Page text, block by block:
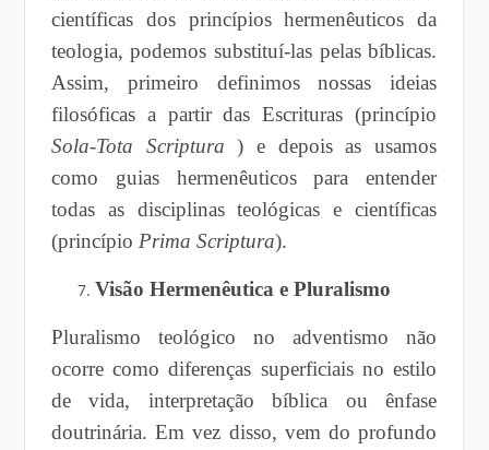
científicas dos princípios hermenêuticos da
teologia, podemos substituí-las pelas bíblicas.
Assim, primeiro definimos nossas ideias
filosóficas a partir das Escrituras (princípio
Sola-Tota Scriptura ) e depois as usamos
como guias hermenêuticos para entender
todas as disciplinas teológicas e científicas
(princípio Prima Scriptura).
Visão Hermenêutica e Pluralismo
Pluralismo teológico no adventismo não
ocorre como diferenças superficiais no estilo
de vida, interpretação bíblica ou ênfase
doutrinária. Em vez disso, vem do profundo